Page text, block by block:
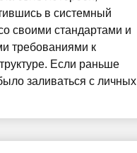
в системный
своими стандартами и
требованиями к
Если раньше
заливаться с личных